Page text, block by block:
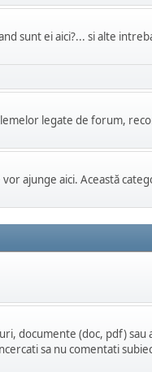
sunt ei aici?... si alte
legate de forum,
ajunge aici. Această
documente (doc, pdf) sau
sa nu comentati